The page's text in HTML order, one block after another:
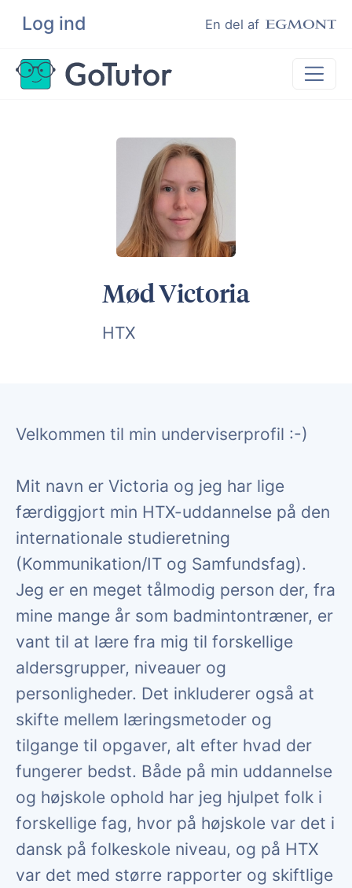
Log ind En del af
Søg
Lektiehjælp
Hjælp til ordblinde
Kundeudtalelser
Undervisere
Mød Victoria
HTX
Velkommen til min underviserprofil :-)
Mit navn er Victoria og jeg har lige
færdiggjort min HTX-uddannelse på den
internationale studieretning
(Kommunikation/IT og Samfundsfag).
Jeg er en meget tålmodig person der, fra
mine mange år som badmintontræner, er
vant til at lære fra mig til forskellige
aldersgrupper, niveauer og
personligheder. Det inkluderer også at
skifte mellem læringsmetoder og
tilgange til opgaver, alt efter hvad der
fungerer bedst. Både på min uddannelse
og højskole ophold har jeg hjulpet folk i
forskellige fag, hvor på højskole var det i
dansk på folkeskole niveau, og på HTX
var det med større rapporter og skiftlige